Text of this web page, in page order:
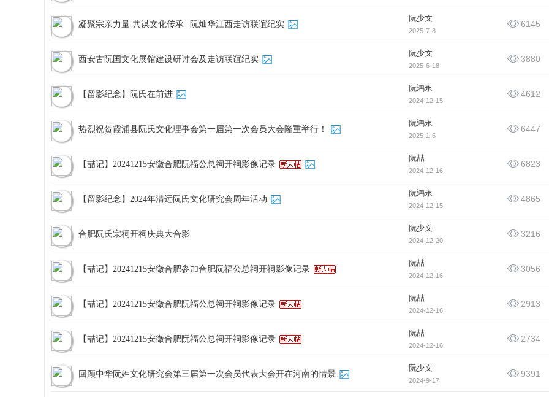
凝聚宗亲力量 共谋文化传承--阮灿华江西走访联谊纪实
阮少文
2025-7-8
6145
西安古阮国文化展馆建设研讨会及走访联谊纪实
阮少文
2025-6-18
3880
【留影纪念】阮氏在前进
阮鸿永
2024-12-15
4612
热烈祝贺霞浦县阮氏文化理事会第一届第一次会员大会隆重举行！
阮鸿永
2025-1-6
6447
【喆记】20241215安徽合肥阮福公总祠开祠影像记录
阮喆
2024-12-16
6823
【留影纪念】2024年清远阮氏文化研究会周年活动
阮鸿永
2024-12-15
4865
合肥阮氏宗祠开祠庆典大合影
阮少文
2024-12-20
3216
【喆记】20241215安徽合肥参加合肥阮福公总祠开祠影像记录
阮喆
2024-12-16
3056
【喆记】20241215安徽合肥阮福公总祠开祠影像记录
阮喆
2024-12-16
2913
【喆记】20241215安徽合肥阮福公总祠开祠影像记录
阮喆
2024-12-16
2734
回顾中华阮姓文化研究会第三届第一次会员代表大会开在河南的情景
阮少文
2024-9-17
9391